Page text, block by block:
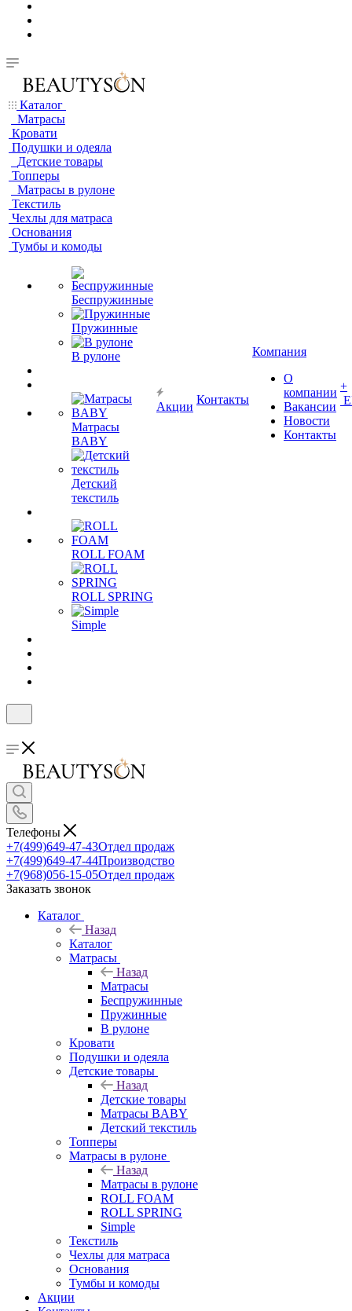
Каталог
Матрасы
Кровати
Подушки и одеяла
Детские товары
Топперы
Матрасы в рулоне
Текстиль
Чехлы для матраса
Основания
Тумбы и комоды
Беспружинные
Пружинные
В рулоне
Матрасы
BABY
Детский
текстиль
ROLL FOAM
ROLL SPRING
Simple
Акции
Контакты
Компания
О
компании
Вакансии
Новости
Контакты
+
Телефоны
+7(499)649-47-43Отдел продаж
+7(499)649-47-44Производство
+7(968)056-15-05Отдел продаж
Заказать звонок
Каталог
Назад
Каталог
Матрасы
Назад
Матрасы
Беспружинные
Пружинные
В рулоне
Кровати
Подушки и одеяла
Детские товары
Назад
Детские товары
Матрасы BABY
Детский текстиль
Топперы
Матрасы в рулоне
Назад
Матрасы в рулоне
ROLL FOAM
ROLL SPRING
Simple
Текстиль
Чехлы для матраса
Основания
Тумбы и комоды
Акции